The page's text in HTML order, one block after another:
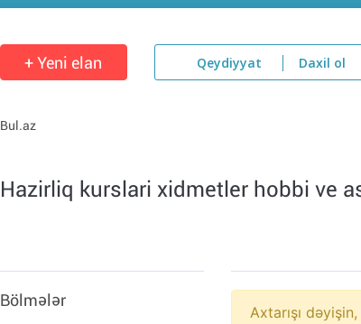
+ Yeni elan Qeydiyyat Daxil ol
Bul.az
Hazirliq kurslari xidmetler hobbi ve
Bölmələr
Axtarışı